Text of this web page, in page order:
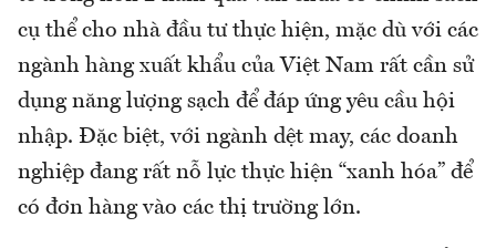
cụ thể cho nhà đầu tư thực hiện, mặc dù với các
ngành hàng xuất khẩu của Việt Nam rất cần sử
dụng năng lượng sạch để đáp ứng yêu cầu hội
nhập. Đặc biệt, với ngành dệt may, các doanh
nghiệp đang rất nỗ lực thực hiện “xanh hóa” để
có đơn hàng vào các thị trường lớn.